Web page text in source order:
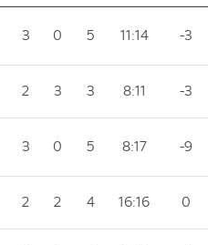
3 0 5 11:14 -3
2 3 3 8:11 -3
3 0 5 8:17 -9
2 2 4 16:16 0